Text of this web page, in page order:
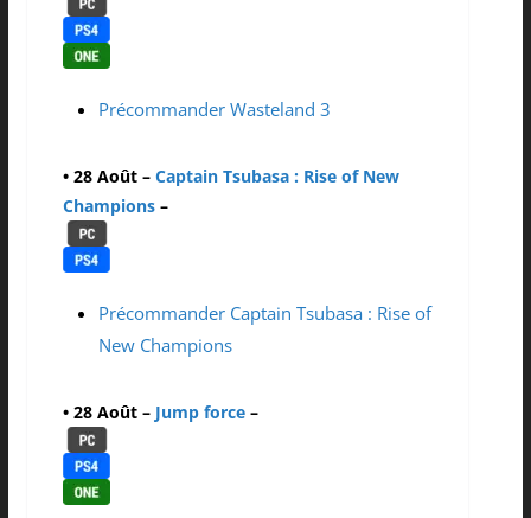
Précommander Wasteland 3
• 28 Août – Captain Tsubasa : Rise of New
Champions–
Précommander Captain Tsubasa : Rise of
New Champions
• 28 Août – Jump force–